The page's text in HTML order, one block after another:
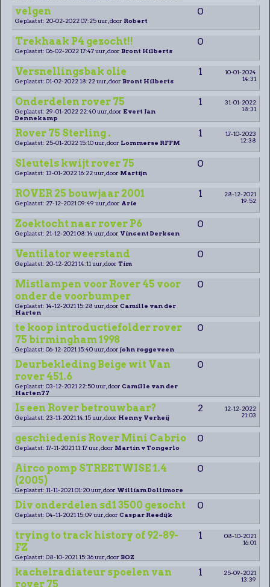
velgen 0
Geplaatst: 20-02-2022 07:25 uur, door Robert
Trekhaak P4 gezocht!! 0
Geplaatst: 06-02-2022 17:47 uur, door Bront Hilberts
Versnellingsbak olie 1
10-01-2024
14:31
Geplaatst: 01-02-2022 18:22 uur, door Bront Hilberts
Onderdelen rover 75 1
31-01-2022
18:31
Geplaatst: 29-01-2022 22:40 uur, door Evert Jan
Dennekamp
Rover 75 Sterling . 1
17-10-2023
12:38
Geplaatst: 25-01-2022 15:10 uur, door Lommerse RFFM
Sleutels kwijt rover 75 0
Geplaatst: 13-01-2022 16:22 uur, door Martijn
ROVER 25 bouwjaar 2001 1
28-12-2021
19:52
Geplaatst: 27-12-2021 09:49 uur, door Arie
Zoektocht naar rover P6 0
Geplaatst: 21-12-2021 08:14 uur, door Vincent Derksen
Ventilator weerstand 0
Geplaatst: 20-12-2021 14:11 uur, door Tim
Mistlampen voor Rover 45 voor
onder de voorbumper
0
Geplaatst: 14-12-2021 15:28 uur, door Camille van der
Harten
te koop introductiefolder rover
75 birmingham 1998
0
Geplaatst: 06-12-2021 15:40 uur, door john roggeveen
Deurbekleding Beige wit Van
rover 451.6
0
Geplaatst: 03-12-2021 22:50 uur, door Camille van der
Harten77
Is een Rover betrouwbaar? 2
12-12-2022
21:03
Geplaatst: 23-11-2021 14:15 uur, door Henny Verheij
geschiedenis Rover Mini Cabrio 0
Geplaatst: 17-11-2021 11:17 uur, door Martin v Tongerlo
Airco pomp STREETWISE 1.4
(2005)
0
Geplaatst: 11-11-2021 01:20 uur, door William Dollimore
Div onderdelen sd1 3500 gezocht 0
Geplaatst: 04-11-2021 15:09 uur, door Caspar Reedijk
trying to track history of 92-89-
FZ
1
08-10-2021
16:01
Geplaatst: 08-10-2021 15:36 uur, door BOZ
kachelradiateur spoelen van
rover 75
1
25-09-2021
13:39